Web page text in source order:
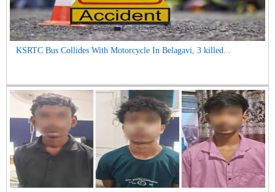
KSRTC Bus Collides With Motorcycle In Belagavi, 3 killed...